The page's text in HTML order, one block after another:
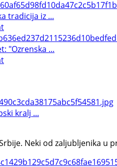
tradicija iz ...
"Ozrenska ...
kralj ...
Neki od zaljubljenika u